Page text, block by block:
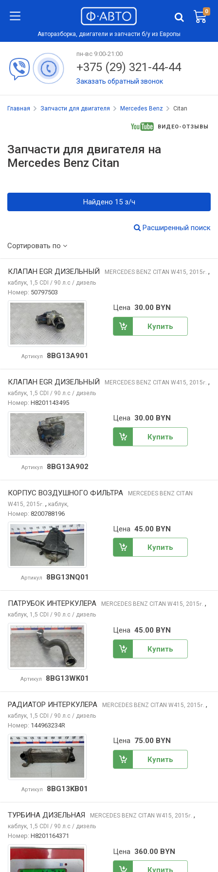
0
Авторазборка, двигатели и запчасти б/у из Европы
пн-вс 9:00-21:00
+375 (29) 321-44-44
Заказать обратный звонок
Главная Запчасти для двигателя Mercedes Benz Citan
ВИДЕО-ОТЗЫВЫ
Запчасти для двигателя на
Mercedes Benz Citan
Найдено 15 з/ч
Расширенный поиск
Сортировать по
КЛАПАН EGR ДИЗЕЛЬНЫЙ MERCEDES BENZ CITAN W415, 2015г. ,
каблук, 1,5 CDI / 90 л.с / дизель
Номер: 50797503
Артикул 8BG13A901
Цена 30.00 BYN
Купить
КЛАПАН EGR ДИЗЕЛЬНЫЙ MERCEDES BENZ CITAN W415, 2015г. ,
каблук, 1,5 CDI / 90 л.с / дизель
Номер: H8201143495
Артикул 8BG13A902
Цена 30.00 BYN
Купить
КОРПУС ВОЗДУШНОГО ФИЛЬТРА
MERCEDES BENZ CITAN
W415, 2015г. , каблук,
Номер: 8200788196
Артикул 8BG13NQ01
Цена 45.00 BYN
Купить
ПАТРУБОК ИНТЕРКУЛЕРА MERCEDES BENZ CITAN W415, 2015г. ,
каблук, 1,5 CDI / 90 л.с / дизель
Артикул 8BG13WK01
Цена 45.00 BYN
Купить
РАДИАТОР ИНТЕРКУЛЕРА MERCEDES BENZ CITAN W415, 2015г. ,
каблук, 1,5 CDI / 90 л.с / дизель
Номер: 144963234R
Артикул 8BG13KB01
Цена 75.00 BYN
Купить
ТУРБИНА ДИЗЕЛЬНАЯ MERCEDES BENZ CITAN W415, 2015г. ,
каблук, 1,5 CDI / 90 л.с / дизель
Номер: H8201164371
Цена 360.00 BYN
Купить